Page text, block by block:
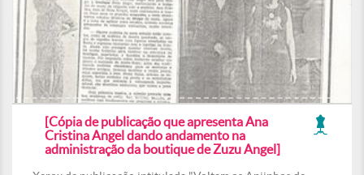
[Cópia de publicação que apresenta Ana
Cristina Angel dando andamento na
administração da boutique de Zuzu Angel]